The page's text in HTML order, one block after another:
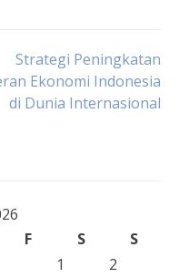
Strategi Peningkatan
Ekonomi Indonesia
di Dunia Internasional
F S
S
1
2